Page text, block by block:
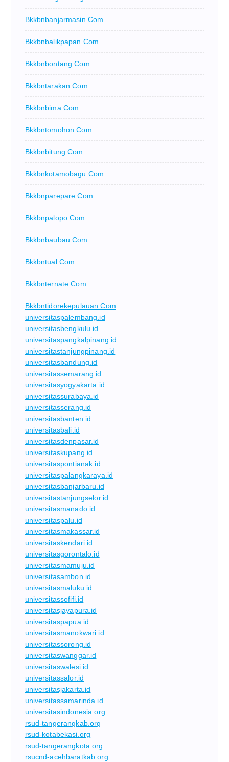
Bkkbnbanjarmasin.com
Bkkbnbalikpapan.com
Bkkbnbontang.com
Bkkbntarakan.com
Bkkbnbima.com
Bkkbntomohon.com
Bkkbnbitung.com
Bkkbnkotamobagu.com
Bkkbnparepare.com
Bkkbnpalopo.com
Bkkbnbaubau.com
Bkkbntual.com
Bkkbnternate.com
Bkkbntidorekepulauan.com
universitaspalembang.id
universitasbengkulu.id
universitaspangkalpinang.id
universitastanjungpinang.id
universitasbandung.id
universitassemarang.id
universitasyogyakarta.id
universitassurabaya.id
universitasserang.id
universitasbanten.id
universitasbali.id
universitasdenpasar.id
universitaskupang.id
universitaspontianak.id
universitaspalangkaraya.id
universitasbanjarbaru.id
universitastanjungselor.id
universitasmanado.id
universitaspalu.id
universitasmakassar.id
universitaskendari.id
universitasgorontalo.id
universitasmamuju.id
universitasambon.id
universitasmaluku.id
universitassofifi.id
universitasjayapura.id
universitaspapua.id
universitasmanokwari.id
universitassorong.id
universitaswanggar.id
universitaswalesi.id
universitassalor.id
universitasjakarta.id
universitassamarinda.id
universitasindonesia.org
rsud-tangerangkab.org
rsud-kotabekasi.org
rsud-tangerangkota.org
rsucnd-acehbaratkab.org